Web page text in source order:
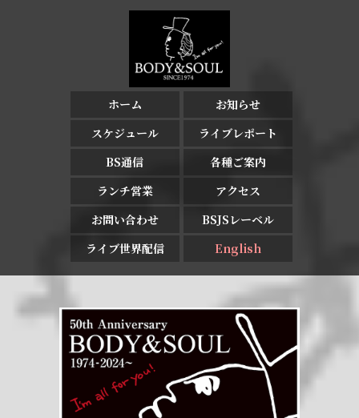
ホーム
お知らせ
スケジュール
ライブレポート
BS通信
各種ご案内
ランチ営業
アクセス
お問い合わせ
BSJSレーベル
ライブ世界配信
English